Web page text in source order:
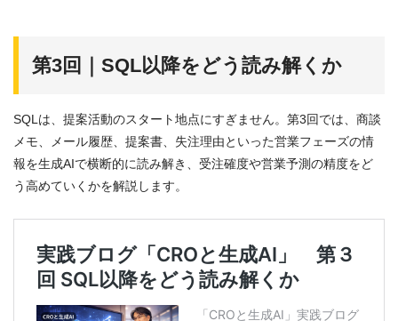
第3回｜SQL以降をどう読み解くか
SQLは、提案活動のスタート地点にすぎません。第3回では、商談
メモ、メール履歴、提案書、失注理由といった営業フェーズの情
報を生成AIで横断的に読み解き、受注確度や営業予測の精度をど
う高めていくかを解説します。